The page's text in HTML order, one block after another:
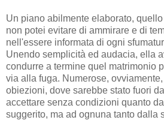
Un piano abilmente elaborato,
non potei evitare di ammirare e di
nell'essere informata di ogni
Unendo semplicità ed audacia, ella
condurre a termine quel matrimonio
via alla fuga. Numerose,
obiezioni, dove sarebbe stato fuori
accettare senza condizioni quanto
suggerito, ma ad ognuna tanto dalla